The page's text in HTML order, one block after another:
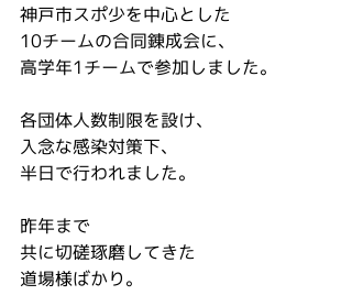
神戸市スポ少を中心とした
10チームの合同錬成会に、
高学年1チームで参加しました。
各団体人数制限を設け、
入念な感染対策下、
半日で行われました。
昨年まで
共に切磋琢磨してきた
道場様ばかり。